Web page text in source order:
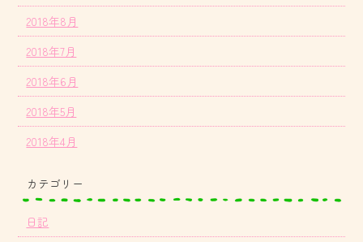
2018年8月
2018年7月
2018年6月
2018年5月
2018年4月
カテゴリー
日記